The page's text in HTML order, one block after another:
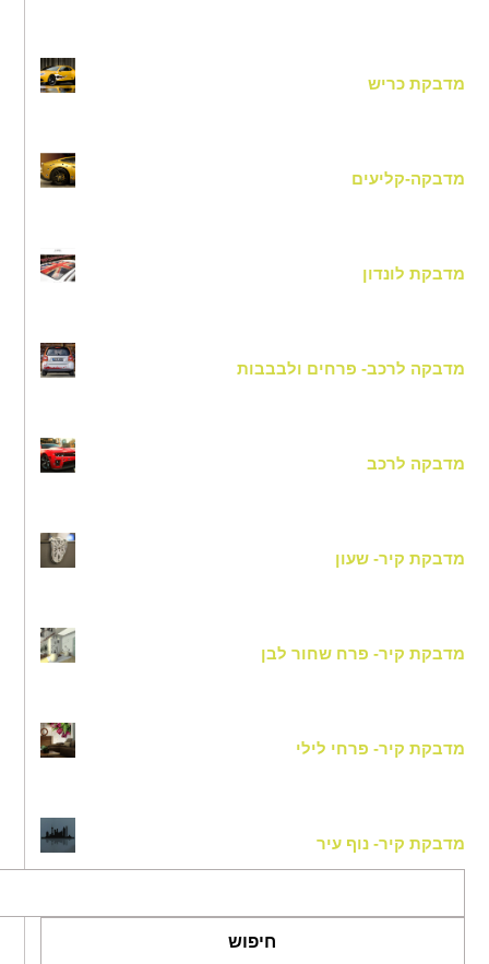
מדבקת כריש
מדבקה-קליעים
מדבקת לונדון
מדבקה לרכב- פרחים ולבבבות
מדבקה לרכב
מדבקת קיר- שעון
מדבקת קיר- פרח שחור לבן
מדבקת קיר- פרחי לילי
מדבקת קיר- נוף עיר
חיפוש